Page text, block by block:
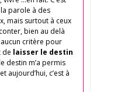
parole à des
mais surtout à ceux
bien au delà
aucun critère pour
de laisser le destin
destin m’a permis
et aujourd’hui, c’est à